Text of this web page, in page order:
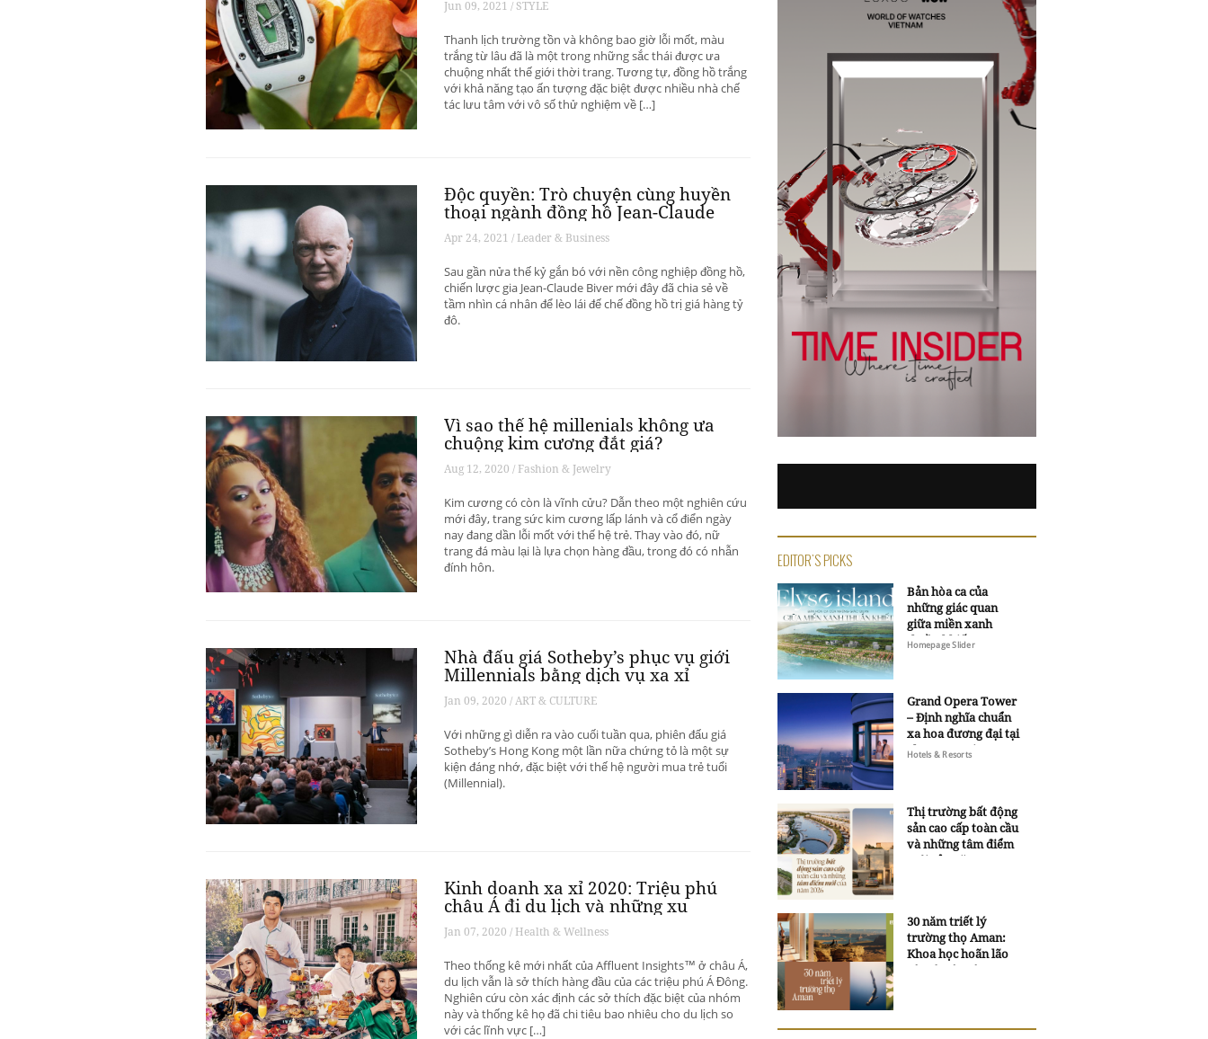
Jun 09, 2021 / STYLE
Thanh lịch trường tồn và không bao giờ lỗi mốt, màu
trắng từ lâu đã là một trong những sắc thái được ưa
chuộng nhất thế giới thời trang. Tương tự, đồng hồ trắng
với khả năng tạo ấn tượng đặc biệt được nhiều nhà chế
tác lưu tâm với vô số thử nghiệm về […]
Độc quyền: Trò chuyện cùng huyền
thoại ngành đồng hồ Jean-Claude
Biver
Apr 24, 2021 / Leader & Business
Sau gần nửa thế kỷ gắn bó với nền công nghiệp đồng hồ,
chiến lược gia Jean-Claude Biver mới đây đã chia sẻ về
tầm nhìn cá nhân để lèo lái đế chế đồng hồ trị giá hàng tỷ
đô.
Vì sao thế hệ millenials không ưa
chuộng kim cương đắt giá?
Aug 12, 2020 / Fashion & Jewelry
Kim cương có còn là vĩnh cửu? Dẫn theo một nghiên cứu
mới đây, trang sức kim cương lấp lánh và cổ điển ngày
nay đang dần lỗi mốt với thế hệ trẻ. Thay vào đó, nữ
trang đá màu lại là lựa chọn hàng đầu, trong đó có nhẫn
đính hôn.
Nhà đấu giá Sotheby’s phục vụ giới
Millennials bằng dịch vụ xa xỉ
Jan 09, 2020 / ART & CULTURE
Với những gì diễn ra vào cuối tuần qua, phiên đấu giá
Sotheby’s Hong Kong một lần nữa chứng tỏ là một sự
kiện đáng nhớ, đặc biệt với thế hệ người mua trẻ tuổi
(Millennial).
Kinh doanh xa xỉ 2020: Triệu phú
châu Á đi du lịch và những xu
hướng có thể thay đổi ngành du
lịch thượng lưu
Jan 07, 2020 / Health & Wellness
Theo thống kê mới nhất của Affluent Insights™ ở châu Á,
du lịch vẫn là sở thích hàng đầu của các triệu phú Á Đông.
Nghiên cứu còn xác định các sở thích đặc biệt của nhóm
này và thống kê họ đã chi tiêu bao nhiêu cho du lịch so
với các lĩnh vực […]
EDITOR'S PICKS
Bản hòa ca của
những giác quan
giữa miền xanh
thuần khiết
Homepage Slider
Grand Opera Tower
– Định nghĩa chuẩn
xa hoa đương đại tại
Sheraton Saigon
Hotels & Resorts
Thị trường bất động
sản cao cấp toàn cầu
và những tâm điểm
mới của năm 2026
30 năm triết lý
trường thọ Aman:
Khoa học hoãn lão
và trí tuệ ngàn xưa